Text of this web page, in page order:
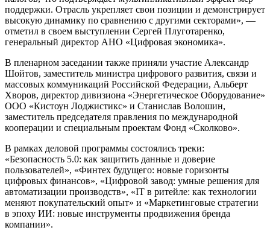
поддержки. Отрасль укрепляет свои позиции и демонстрирует
высокую динамику по сравнению с другими секторами», —
отметил в своем выступлении Сергей Плуготаренко,
генеральный директор АНО «Цифровая экономика».
В пленарном заседании также приняли участие Александр
Шойтов, заместитель министра цифрового развития, связи и
массовых коммуникаций Российской Федерации, Альберт
Хворов, директор дивизиона «Энергетическое Оборудование»
ООО «Кистоун Лоджистикс» и Станислав Волошин,
заместитель председателя правления по международной
кооперации и специальным проектам Фонд «Сколково».
В рамках деловой программы состоялись треки:
«Безопасность 5.0: как защитить данные и доверие
пользователей», «Финтех будущего: новые горизонты
цифровых финансов», «Цифровой завод: умные решения для
автоматизации производств», «IT в ритейле: как технологии
меняют покупательский опыт» и «Маркетинговые стратегии
в эпоху ИИ: новые инструменты продвижения бренда
компании».